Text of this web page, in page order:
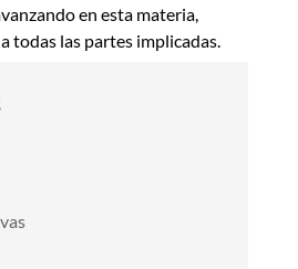
en esta materia,
todas las partes implicadas.